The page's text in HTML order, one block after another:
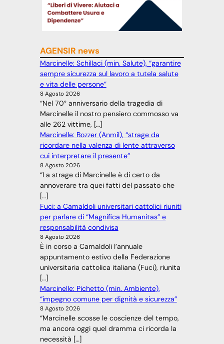
AGENSIR news
Marcinelle: Schillaci (min. Salute), “garantire
sempre sicurezza sul lavoro a tutela salute
e vita delle persone”
8 Agosto 2026
“Nel 70° anniversario della tragedia di
Marcinelle il nostro pensiero commosso va
alle 262 vittime, […]
Marcinelle: Bozzer (Anmil), “strage da
ricordare nella valenza di lente attraverso
cui interpretare il presente”
8 Agosto 2026
“La strage di Marcinelle è di certo da
annoverare tra quei fatti del passato che
[…]
Fuci: a Camaldoli universitari cattolici riuniti
per parlare di “Magnifica Humanitas” e
responsabilità condivisa
8 Agosto 2026
È in corso a Camaldoli l’annuale
appuntamento estivo della Federazione
universitaria cattolica italiana (Fuci), riunita
[…]
Marcinelle: Pichetto (min. Ambiente),
“impegno comune per dignità e sicurezza”
8 Agosto 2026
“Marcinelle scosse le coscienze del tempo,
ma ancora oggi quel dramma ci ricorda la
necessità […]